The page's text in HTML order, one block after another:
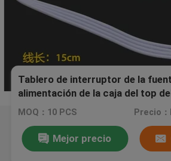
Tablero de interruptor de la
alimentación de la caja del top
satélite del módulo de fuente de
MOQ：10 PCS Precio
Mejor precio